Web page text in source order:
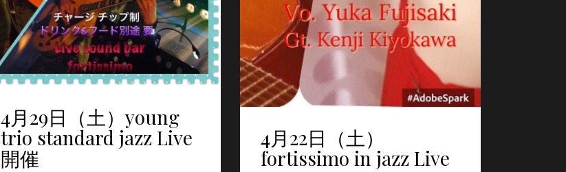
4月29日（土）young
trio standard jazz Live
開催
4月22日（土）
fortissimo in jazz Live